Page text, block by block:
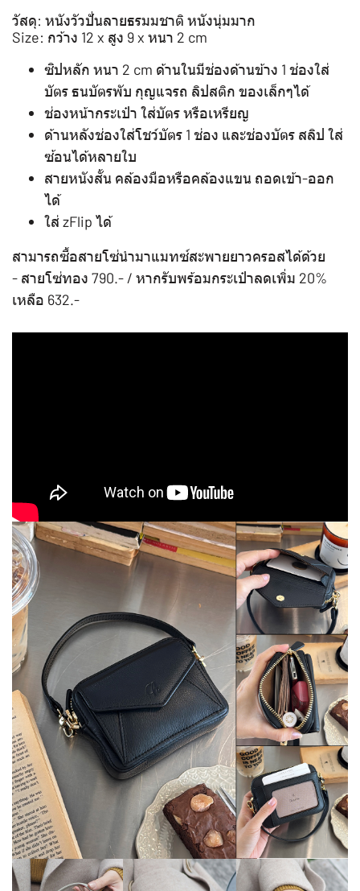
วัสดุ: หนังวัวปั่นลายธรมมชาติ หนังนุ่มมาก
Size: กว้าง 12 x สูง 9 x หนา 2 cm
ซิปหลัก หนา 2 cm ด้านในมีช่องด้านข้าง 1 ช่องใส่
บัตร ธนบัตรพับ กุญแจรถ ลิปสติก ของเล็กๆได้
ช่องหน้ากระเป๋า ใส่บัตร หรือเหรียญ
ด้านหลังช่องใส่โชว์บัตร 1 ช่อง และช่องบัตร สลิป ใส่
ซ้อนได้หลายใบ
สายหนังสั้น คล้องมือหรือคล้องแขน ถอดเข้า-ออก
ได้
ใส่ zFlip ได้
สามารถซื้อสายโซ่นำมาแมทซ์สะพายยาวครอสได้ด้วย
- สายโซ่ทอง 790.- / หากรับพร้อมกระเป๋าลดเพิ่ม 20%
เหลือ 632.-